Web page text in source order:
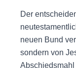
Der
neuen Bund
sondern von